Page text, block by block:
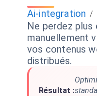
Ai-integration /
Ne perdez
manuellement
vos contenus
distribués.
Résultat :